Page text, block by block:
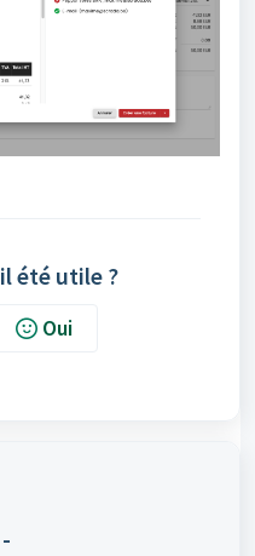
été utile ?
Oui